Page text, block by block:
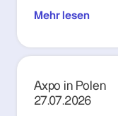
Mehr lesen
Axpo in Polen
27.07.2026